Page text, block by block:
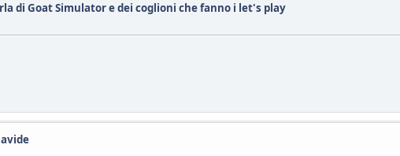
di Goat Simulator e dei coglioni che fanno i let's play